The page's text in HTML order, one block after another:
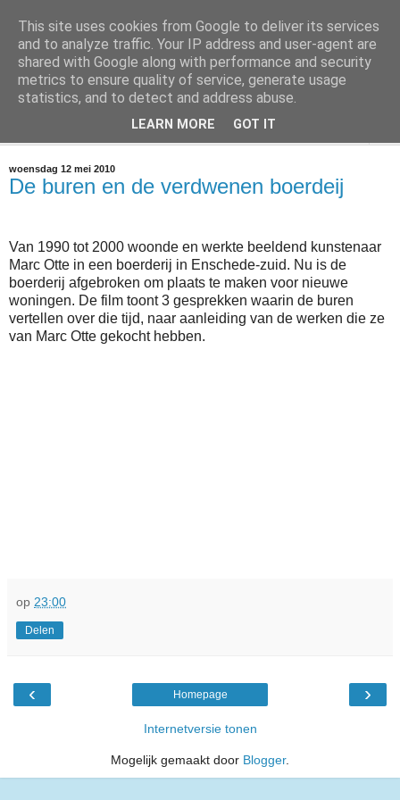
@marc_otte archive*
If you have nothing to do, don't do it here.
woensdag 12 mei 2010
De buren en de verdwenen boerdeij
Van 1990 tot 2000 woonde en werkte beeldend kunstenaar
Marc Otte in een boerderij in Enschede-zuid. Nu is de
boerderij afgebroken om plaats te maken voor nieuwe
woningen. De film toont 3 gesprekken waarin de buren
vertellen over die tijd, naar aanleiding van de werken die ze
van Marc Otte gekocht hebben.
op 23:00
Delen
‹ ›
Homepage
Internetversie tonen
Mogelijk gemaakt door Blogger.
This site uses cookies from Google to deliver its services
and to analyze traffic. Your IP address and user-agent are
shared with Google along with performance and security
metrics to ensure quality of service, generate usage
statistics, and to detect and address abuse.
LEARN MORE GOT IT